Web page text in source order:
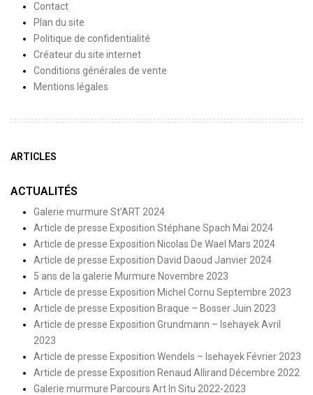
Contact
Plan du site
Politique de confidentialité
Créateur du site internet
Conditions générales de vente
Mentions légales
ARTICLES
ACTUALITÉS
Galerie murmure St’ART 2024
Article de presse Exposition Stéphane Spach Mai 2024
Article de presse Exposition Nicolas De Wael Mars 2024
Article de presse Exposition David Daoud Janvier 2024
5 ans de la galerie Murmure Novembre 2023
Article de presse Exposition Michel Cornu Septembre 2023
Article de presse Exposition Braque – Bosser Juin 2023
Article de presse Exposition Grundmann – Isehayek Avril
2023
Article de presse Exposition Wendels – Isehayek Février 2023
Article de presse Exposition Renaud Allirand Décembre 2022
Galerie murmure Parcours Art In Situ 2022-2023